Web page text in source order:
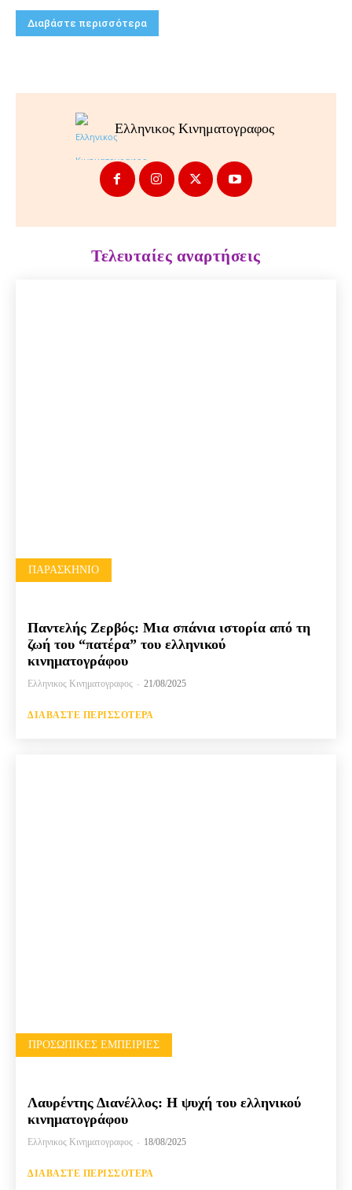
Διαβάστε περισσότερα
Ελληνικος Κινηματογραφος
Τελευταίες αναρτήσεις
ΠΑΡΑΣΚΉΝΙΟ
Παντελής Ζερβός: Μια σπάνια ιστορία από τη
ζωή του “πατέρα” του ελληνικού
κινηματογράφου
Ελληνικος Κινηματογραφος - 21/08/2025
ΔΙΑΒΆΣΤΕ ΠΕΡΙΣΣΌΤΕΡΑ
ΠΡΟΣΩΠΙΚΈΣ ΕΜΠΕΙΡΊΕΣ
Λαυρέντης Διανέλλος: Η ψυχή του ελληνικού
κινηματογράφου
Ελληνικος Κινηματογραφος - 18/08/2025
ΔΙΑΒΆΣΤΕ ΠΕΡΙΣΣΌΤΕΡΑ